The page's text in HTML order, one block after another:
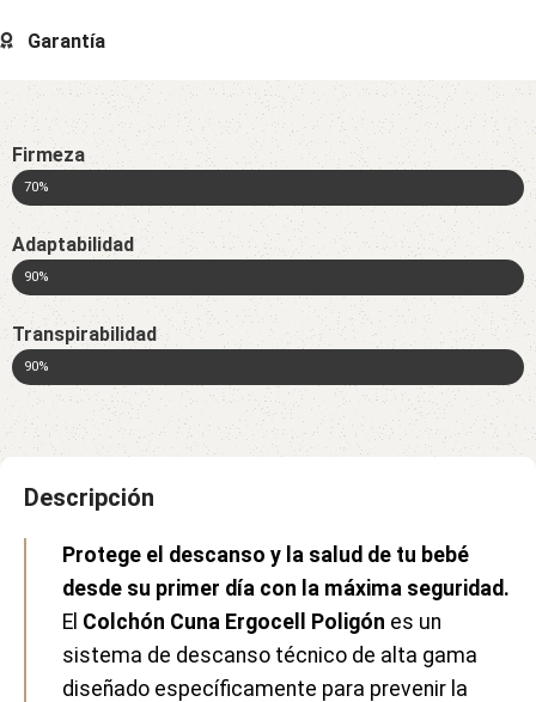
Garantía
Firmeza
70%
Adaptabilidad
90%
Transpirabilidad
90%
Descripción
Protege el descanso y la salud de tu bebé
desde su primer día con la máxima seguridad.
El Colchón Cuna Ergocell Poligón es un
sistema de descanso técnico de alta gama
diseñado específicamente para prevenir la